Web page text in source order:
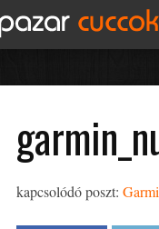
kapcsolódó poszt: